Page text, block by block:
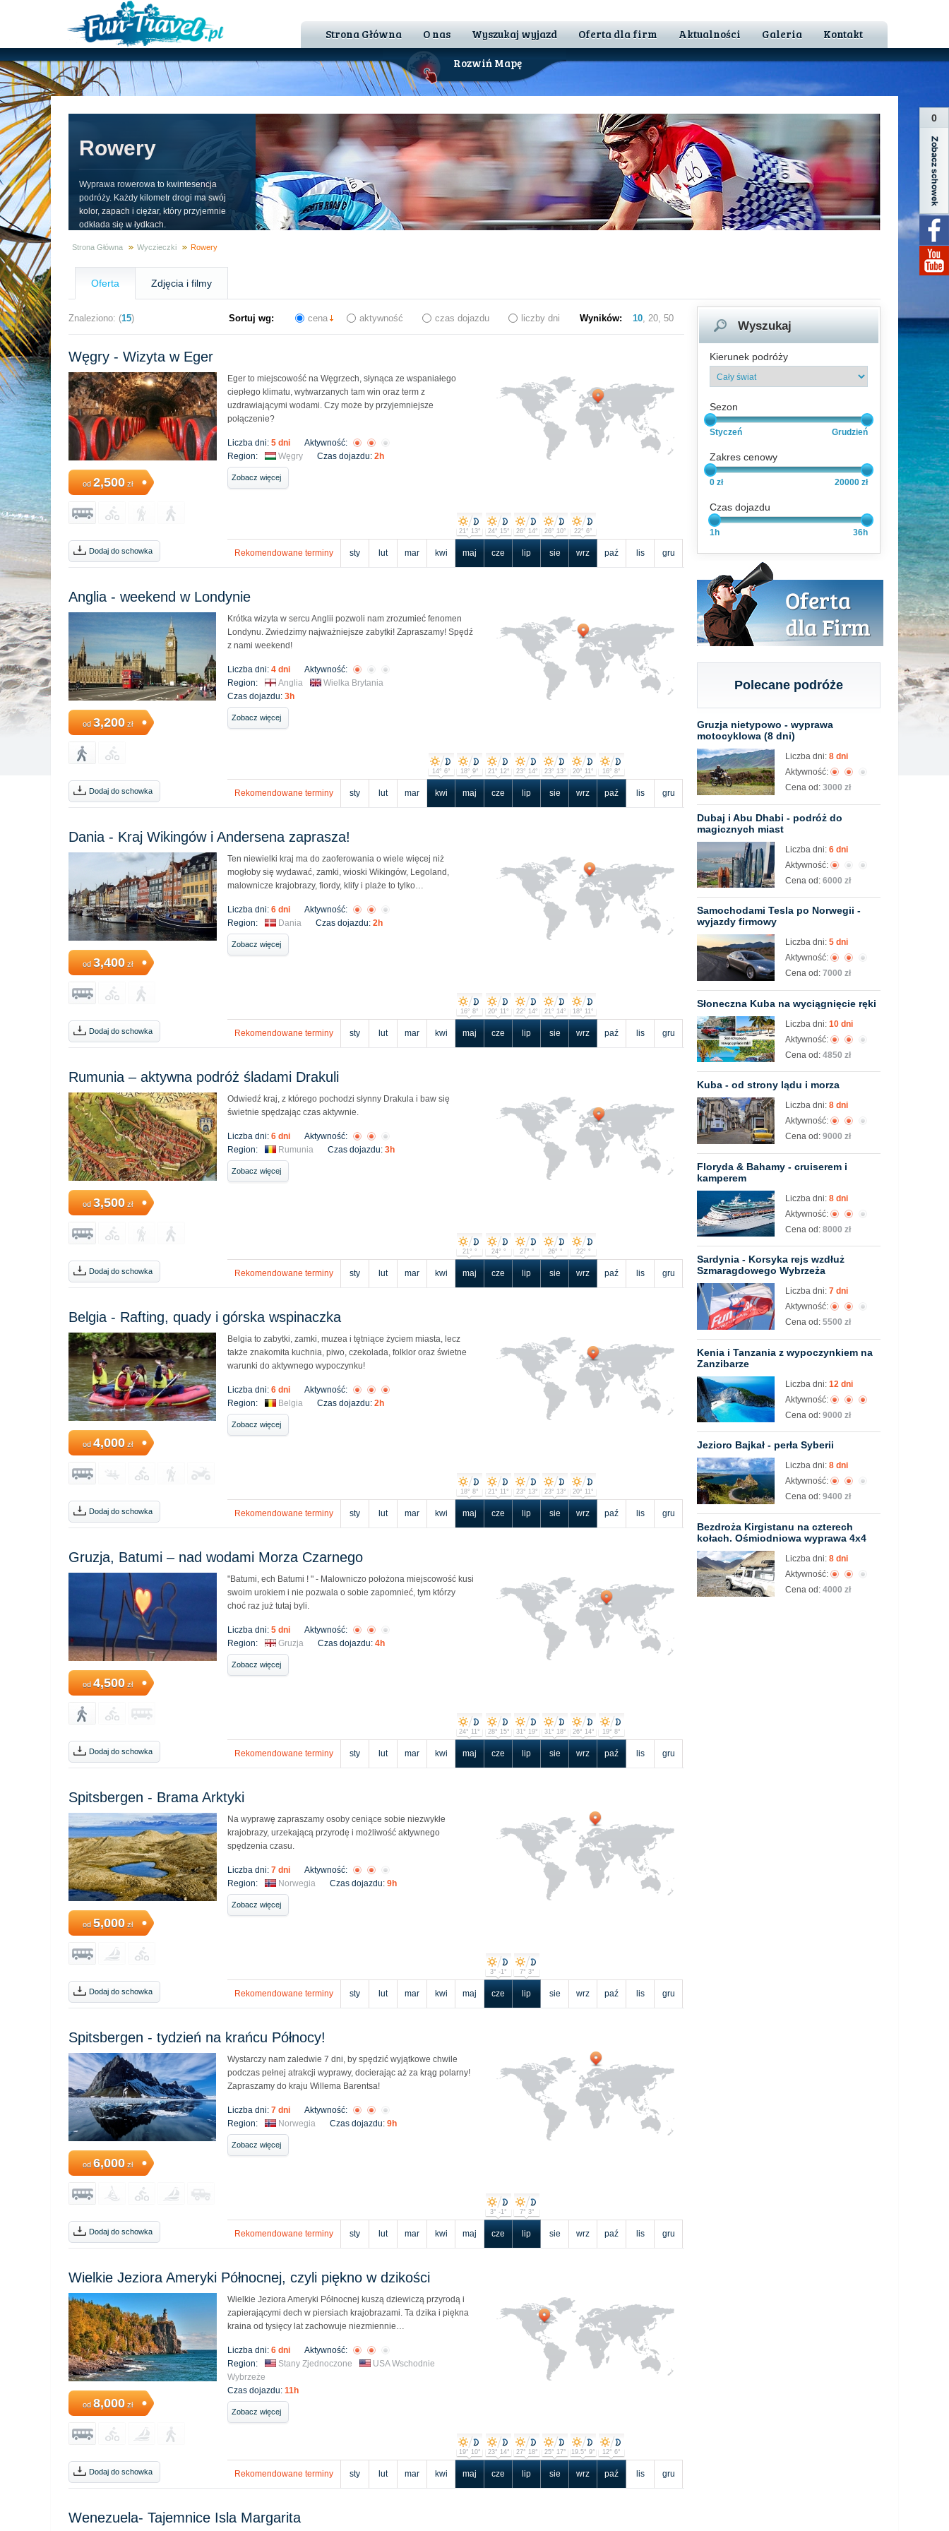
0
Strona Główna O nas Wyszukaj wyjazd Oferta dla firm Aktualności Galeria Kontakt
Rozwiń Mapę
Rowery
Wyprawa rowerowa to kwintesencja
podróży. Każdy kilometr drogi ma swój
kolor, zapach i ciężar, który przyjemnie
odkłada się w łydkach.
Strona Główna Wyczieczki Rowery
Oferta Zdjęcia i filmy
10, 20, 50
Wyników:
cena aktywność czas dojazdu liczby dni
Sortuj wg:
Znaleziono: (15)
Węgry - Wizyta w Eger
od 2,500 zł
Eger to miejscowość na Węgrzech, słynąca ze wspaniałego
ciepłego klimatu, wytwarzanych tam win oraz term z
uzdrawiającymi wodami. Czy może by przyjemniejsze
połączenie?
Liczba dni: 5 dni
Aktywność:
Region:
Węgry Czas dojazdu: 2h
Zobacz więcej
Dodaj do schowka Rekomendowane terminy sty lut mar kwi maj
21° 13°
cze
24° 15°
lip
26° 14°
sie
26° 10°
wrz
22° 6°
paź lis gru
Anglia - weekend w Londynie
od 3,200 zł
Krótka wizyta w sercu Anglii pozwoli nam zrozumieć fenomen
Londynu. Zwiedzimy najważniejsze zabytki! Zapraszamy! Spędź
z nami weekend!
Liczba dni: 4 dni
Aktywność:
Region:
Anglia
Wielka Brytania
Czas dojazdu: 3h
Zobacz więcej
Dodaj do schowka Rekomendowane terminy sty lut mar kwi
14° 6°
maj
18° 9°
cze
21° 12°
lip
23° 14°
sie
23° 13°
wrz
20° 11°
paź
16° 8°
lis gru
Dania - Kraj Wikingów i Andersena zaprasza!
od 3,400 zł
Ten niewielki kraj ma do zaoferowania o wiele więcej niż
mogłoby się wydawać, zamki, wioski Wikingów, Legoland,
malownicze krajobrazy, fiordy, klify i plaże to tylko…
Liczba dni: 6 dni
Aktywność:
Region:
Dania Czas dojazdu: 2h
Zobacz więcej
Dodaj do schowka Rekomendowane terminy sty lut mar kwi maj
16° 8°
cze
20° 11°
lip
22° 14°
sie
21° 14°
wrz
18° 11°
paź lis gru
Rumunia ‒ aktywna podróż śladami Drakuli
od 3,500 zł
Odwiedź kraj, z którego pochodzi słynny Drakula i baw się
świetnie spędzając czas aktywnie.
Liczba dni: 6 dni
Aktywność:
Region:
Rumunia Czas dojazdu: 3h
Zobacz więcej
Dodaj do schowka Rekomendowane terminy sty lut mar kwi maj
21° °
cze
24° °
lip
27° °
sie
26° °
wrz
22° °
paź lis gru
Belgia - Rafting, quady i górska wspinaczka
od 4,000 zł
Belgia to zabytki, zamki, muzea i tętniące życiem miasta, lecz
także znakomita kuchnia, piwo, czekolada, folklor oraz świetne
warunki do aktywnego wypoczynku!
Liczba dni: 6 dni
Aktywność:
Region:
Belgia Czas dojazdu: 2h
Zobacz więcej
Dodaj do schowka Rekomendowane terminy sty lut mar kwi maj
18° 8°
cze
21° 11°
lip
23° 13°
sie
23° 13°
wrz
20° 11°
paź lis gru
Gruzja, Batumi – nad wodami Morza Czarnego
od 4,500 zł
"Batumi, ech Batumi ! " - Malowniczo położona miejscowość kusi
swoim urokiem i nie pozwala o sobie zapomnieć, tym którzy
choć raz już tutaj byli.
Liczba dni: 5 dni
Aktywność:
Region:
Gruzja Czas dojazdu: 4h
Zobacz więcej
Dodaj do schowka Rekomendowane terminy sty lut mar kwi maj
24° 11°
cze
28° 15°
lip
31° 19°
sie
31° 18°
wrz
26° 14°
paź
19° 8°
lis gru
Spitsbergen - Brama Arktyki
od 5,000 zł
Na wyprawę zapraszamy osoby ceniące sobie niezwykłe
krajobrazy, urzekającą przyrodę i możliwość aktywnego
spędzenia czasu.
Liczba dni: 7 dni
Aktywność:
Region:
Norwegia Czas dojazdu: 9h
Zobacz więcej
Dodaj do schowka Rekomendowane terminy sty lut mar kwi maj cze
3° -1°
lip
7° 3°
sie wrz paź lis gru
Spitsbergen - tydzień na krańcu Północy!
od 6,000 zł
Wystarczy nam zaledwie 7 dni, by spędzić wyjątkowe chwile
podczas pełnej atrakcji wyprawy, docierając aż za krąg polarny!
Zapraszamy do kraju Willema Barentsa!
Liczba dni: 7 dni
Aktywność:
Region:
Norwegia Czas dojazdu: 9h
Zobacz więcej
Dodaj do schowka Rekomendowane terminy sty lut mar kwi maj cze
3° -1°
lip
7° 3°
sie wrz paź lis gru
Wielkie Jeziora Ameryki Północnej, czyli piękno w dzikości
od 8,000 zł
Wielkie Jeziora Ameryki Północnej kuszą dziewiczą przyrodą i
zapierającymi dech w piersiach krajobrazami. Ta dzika i piękna
kraina od tysięcy lat zachowuje niezmiennie…
Liczba dni: 6 dni
Aktywność:
Region:
Stany Zjednoczone
USA Wschodnie
Wybrzeże
Czas dojazdu: 11h
Zobacz więcej
Dodaj do schowka Rekomendowane terminy sty lut mar kwi maj
19° 10°
cze
23° 14°
lip
27° 18°
sie
25° 17°
wrz
19.5° 9°
paź
12° 6°
lis gru
Wenezuela- Tajemnice Isla Margarita
Wyszukaj
Kierunek podróży
Sezon
Styczeń Grudzień
Zakres cenowy
0 zł 20000 zł
Czas dojazdu
1h 36h
Polecane podróże
Gruzja nietypowo - wyprawa
motocyklowa (8 dni)
Liczba dni: 8 dni
Aktywność:
Cena od: 3000 zł
Dubaj i Abu Dhabi - podróż do
magicznych miast
Liczba dni: 6 dni
Aktywność:
Cena od: 6000 zł
Samochodami Tesla po Norwegii -
wyjazdy firmowy
Liczba dni: 5 dni
Aktywność:
Cena od: 7000 zł
Słoneczna Kuba na wyciągnięcie ręki
Liczba dni: 10 dni
Aktywność:
Cena od: 4850 zł
Kuba - od strony lądu i morza
Liczba dni: 8 dni
Aktywność:
Cena od: 9000 zł
Floryda & Bahamy - cruiserem i
kamperem
Liczba dni: 8 dni
Aktywność:
Cena od: 8000 zł
Sardynia - Korsyka rejs wzdłuż
Szmaragdowego Wybrzeża
Liczba dni: 7 dni
Aktywność:
Cena od: 5500 zł
Kenia i Tanzania z wypoczynkiem na
Zanzibarze
Liczba dni: 12 dni
Aktywność:
Cena od: 9000 zł
Jezioro Bajkał - perła Syberii
Liczba dni: 8 dni
Aktywność:
Cena od: 9400 zł
Bezdroża Kirgistanu na czterech
kołach. Ośmiodniowa wyprawa 4x4
Liczba dni: 8 dni
Aktywność:
Cena od: 4000 zł